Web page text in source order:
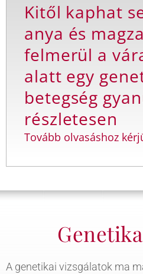
Kitől kaphat
anya és
felmerül a
alatt egy
betegség
részletesen
Tovább olvasáshoz
A genetikai vizsgálatok ma